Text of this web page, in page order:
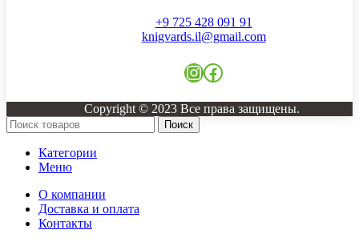
+9 725 428 091 91
knigvards.il@gmail.com
Instagram
Facebook
Copyright © 2023 Все права защищены.
Поиск
Категории
Меню
О компании
Доставка и оплата
Контакты